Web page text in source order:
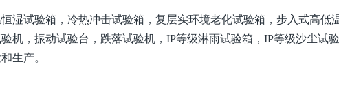
湿试验箱，冷热冲击试验箱，复层实环境老化试验箱，步入式高低
机，振动试验台，跌落试验机，IP等级淋雨试验箱，IP等级沙尘试验
生产。